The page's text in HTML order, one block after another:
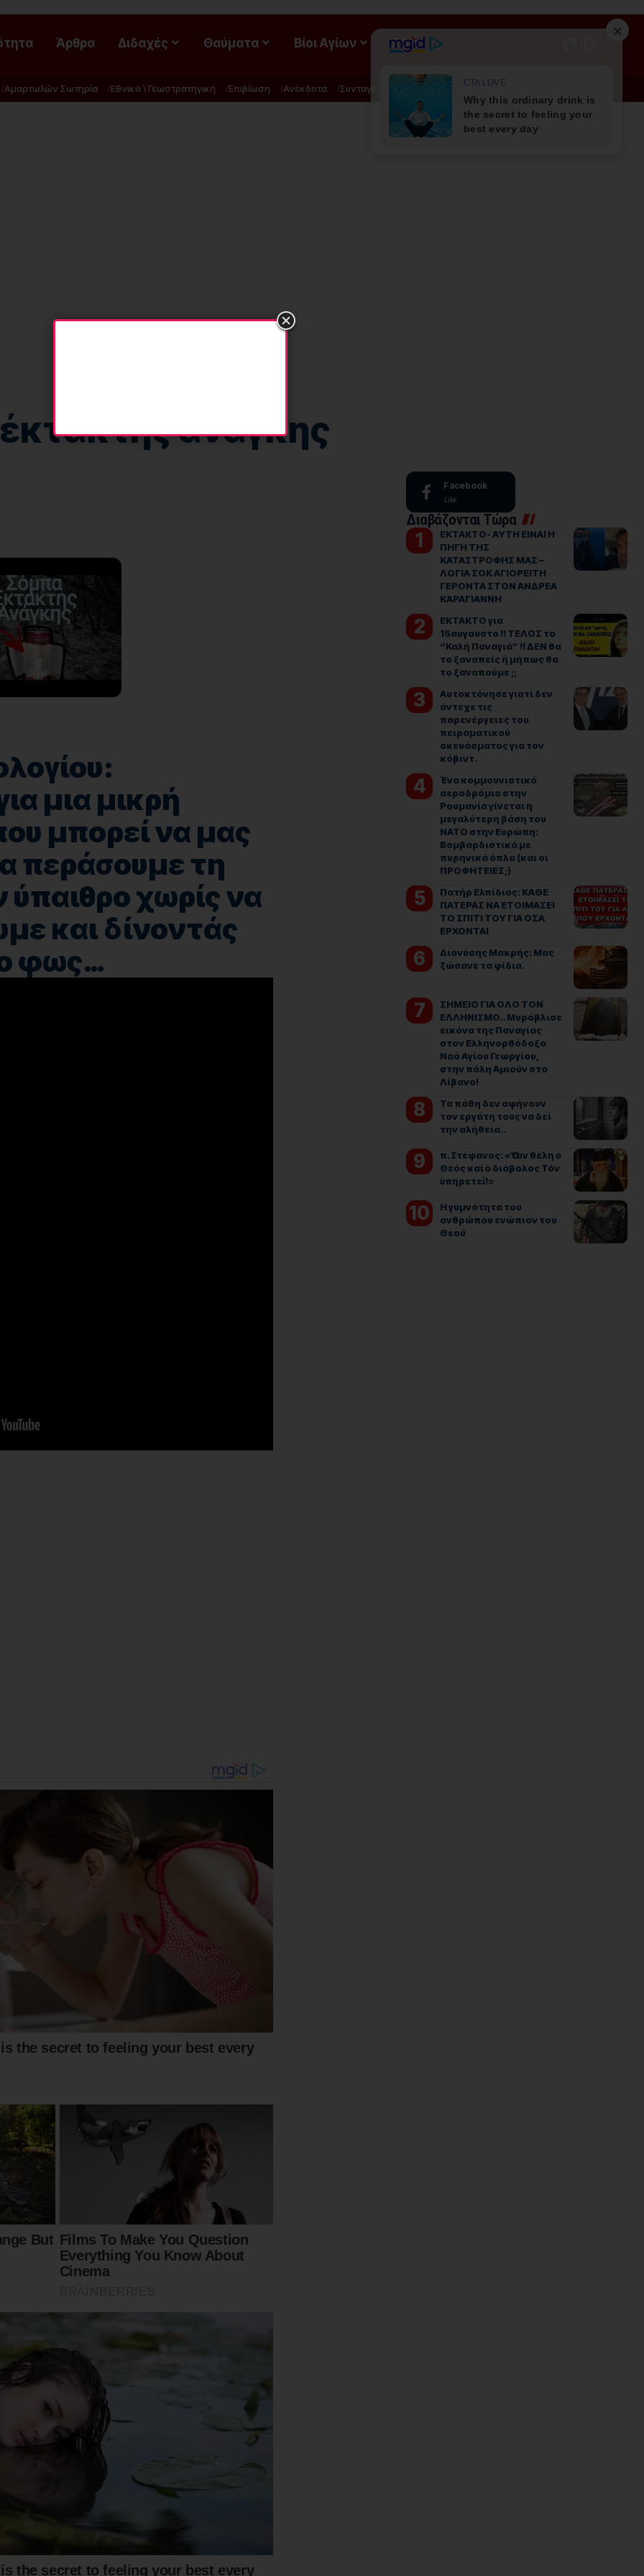
Άρθρα Διδαχές Θαύματα Βίοι Αγίων ΡΟΗ
Αμαρτωλών Σωτηρία Εθνικά \ Γεωστρατηγική Επιβίωση Ανέκδοτα Συνταγές Διατροφή - Φυσική Ιατρική
ανάγκης
μια μικρή
μπορεί να μας
περάσουμε τη
χωρίς να
και δίνοντάς
φως…
Facebook
Like
Διαβάζονται Τώρα
ΕΚΤΑΚΤΟ- ΑΥΤΗ ΕΙΝΑΙ Η
ΠΗΓΗ ΤΗΣ
ΚΑΤΑΣΤΡΟΦΗΣ ΜΑΣ –
ΛΟΓΙΑ ΣΟΚ ΑΓΙΟΡΕΙΤΗ
ΓΕΡΟΝΤΑ ΣΤΟΝ ΑΝΔΡΕΑ
ΚΑΡΑΓΙΑΝΝΗ
ΕΚΤΑΚΤΟ για
15αυγουστο !! ΤΕΛΟΣ το
“Καλή Παναγιά” !! ΔΕΝ θα
το ξαναπείς ή μήπως θα
το ξαναπούμε ;;
Αυτοκτόνησε γιατί δεν
άντεχε τις
παρενέργειες του
πειραματικού
σκευάσματος για τον
κόβιντ.
Ένα κομμουνιστικό
αεροδρόμιο στην
Ρουμανία γίνεται η
μεγαλύτερη βάση του
ΝΑΤΟ στην Ευρώπη:
Βομβαρδιστικά με
πυρηνικά όπλα (και οι
ΠΡΟΦΗΤΕΙΕΣ;)
Πατήρ Ελπίδιος: ΚΑΘΕ
ΠΑΤΕΡΑΣ ΝΑ ΕΤΟΙΜΑΣΕΙ
ΤΟ ΣΠΙΤΙ ΤΟΥ ΓΙΑ ΟΣΑ
ΕΡΧΟΝΤΑΙ
Διονύσης Μακρής: Μας
ζώσανε τα φίδια.
ΣΗΜΕΙΟ ΓΙΑ ΟΛΟ ΤΟΝ
ΕΛΛΗΝΙΣΜΟ.. Μυρόβλισε
εικόνα της Παναγίας
στον Ελληνορθόδοξο
Ναό Αγίου Γεωργίου,
στην πόλη Αμιούν στο
Λίβανο!
Τα πάθη δεν αφήνουν
τον εργάτη τους να δεί
την αλήθεια..
π. Στέφανος: «Ὅταν θέλη ὁ
Θεός καί ὁ διάβολος Τόν
ὑπηρετεῖ!»
Η γυμνότητα του
ανθρώπου ενώπιον του
Θεού